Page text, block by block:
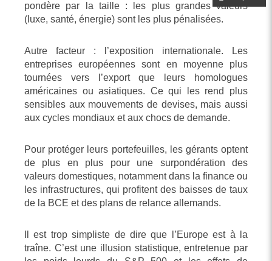
pondère par la taille : les plus grandes valeurs
(luxe, santé, énergie) sont les plus pénalisées.
Autre facteur : l’exposition internationale. Les
entreprises européennes sont en moyenne plus
tournées vers l’export que leurs homologues
américaines ou asiatiques. Ce qui les rend plus
sensibles aux mouvements de devises, mais aussi
aux cycles mondiaux et aux chocs de demande.
Pour protéger leurs portefeuilles, les gérants optent
de plus en plus pour une surpondération des
valeurs domestiques, notamment dans la finance ou
les infrastructures, qui profitent des baisses de taux
de la BCE et des plans de relance allemands.
Il est trop simpliste de dire que l’Europe est à la
traîne. C’est une illusion statistique, entretenue par